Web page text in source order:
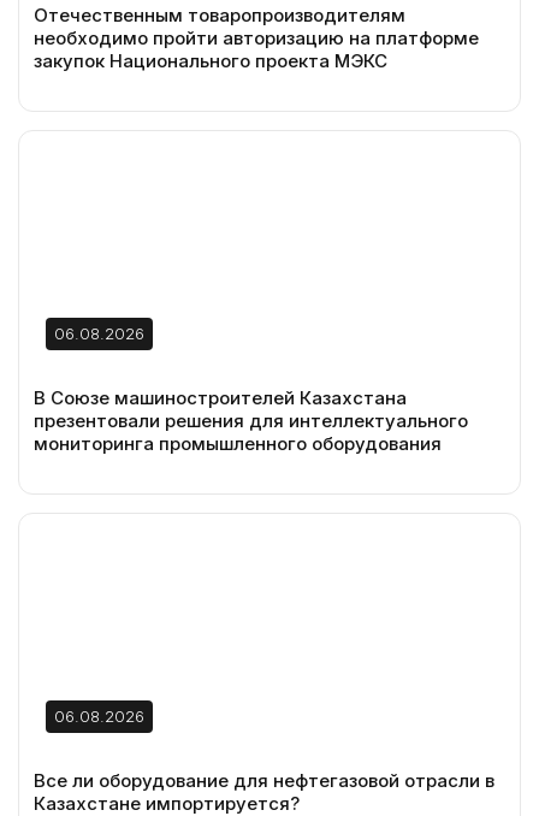
Отечественным товаропроизводителям
необходимо пройти авторизацию на платформе
закупок Национального проекта МЭКС
06.08.2026
В Союзе машиностроителей Казахстана
презентовали решения для интеллектуального
мониторинга промышленного оборудования
06.08.2026
Все ли оборудование для нефтегазовой отрасли в
Казахстане импортируется?